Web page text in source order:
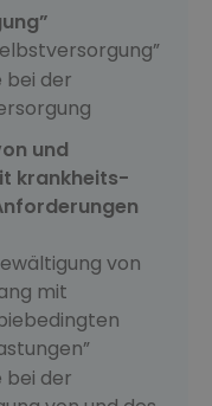
bei der
und
krankheits-
von
mit
bei der